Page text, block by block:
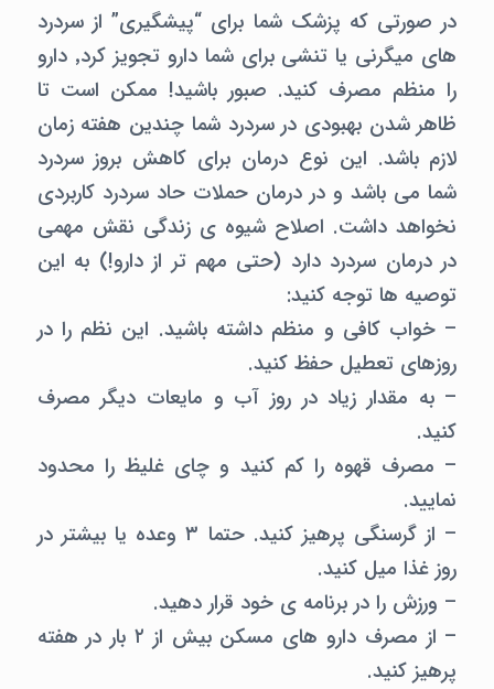
در صورتی که پزشک شما برای “پیشگیری” از سردرد
های میگرنی یا تنشی برای شما دارو تجویز کرد٬ دارو
را منظم مصرف کنید. صبور باشید! ممکن است تا
ظاهر شدن بهبودی در سردرد شما چندین هفته زمان
لازم باشد. این نوع درمان برای کاهش بروز سردرد
شما می باشد و در درمان حملات حاد سردرد کاربردی
نخواهد داشت. اصلاح شیوه ی زندگی نقش مهمی
در درمان سردرد دارد (حتی مهم تر از دارو!) به این
توصیه ها توجه کنید:
– خواب کافی و منظم داشته باشید. این نظم را در
روزهای تعطیل حفظ کنید.
– به مقدار زیاد در روز آب و مایعات دیگر مصرف
کنید.
– مصرف قهوه را کم کنید و چای غلیظ را محدود
نمایید.
– از گرسنگی پرهیز کنید. حتما ۳ وعده یا بیشتر در
روز غذا میل کنید.
– ورزش را در برنامه ی خود قرار دهید.
– از مصرف دارو های مسکن بیش از ۲ بار در هفته
پرهیز کنید.